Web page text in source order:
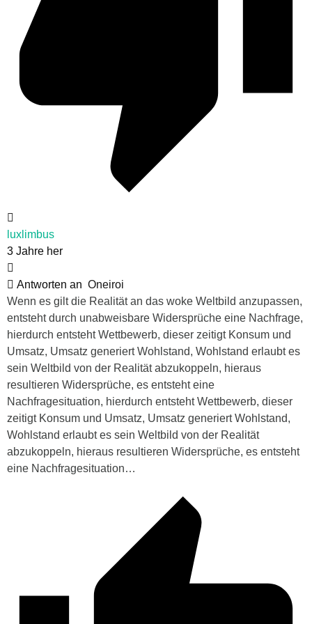
luxlimbus
3 Jahre her
Antworten an Oneiroi
Wenn es gilt die Realität an das woke Weltbild anzupassen,
entsteht durch unabweisbare Widersprüche eine Nachfrage,
hierdurch entsteht Wettbewerb, dieser zeitigt Konsum und
Umsatz, Umsatz generiert Wohlstand, Wohlstand erlaubt es
sein Weltbild von der Realität abzukoppeln, hieraus
resultieren Widersprüche, es entsteht eine
Nachfragesituation, hierdurch entsteht Wettbewerb, dieser
zeitigt Konsum und Umsatz, Umsatz generiert Wohlstand,
Wohlstand erlaubt es sein Weltbild von der Realität
abzukoppeln, hieraus resultieren Widersprüche, es entsteht
eine Nachfragesituation…